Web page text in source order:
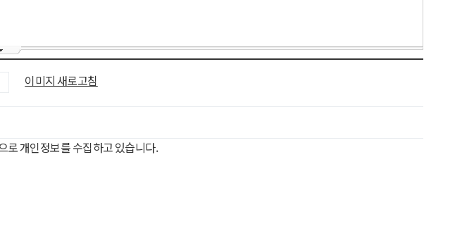
이미지 새로고침
로 개인정보를 수집하고 있습니다.